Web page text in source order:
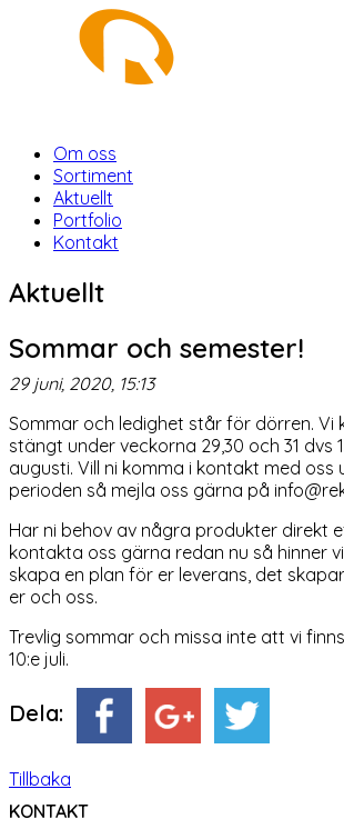
Om oss
Sortiment
Aktuellt
Portfolio
Kontakt
Aktuellt
Sommar och semester!
29 juni, 2020, 15:13
Sommar och ledighet står för dörren. Vi
stängt under veckorna 29,30 och 31 dvs
augusti. Vill ni komma i kontakt med oss
perioden så mejla oss gärna på
Har ni behov av några produkter direkt
kontakta oss gärna redan nu så hinner
skapa en plan för er leverans, det
er och oss.
Trevlig sommar och missa inte att vi
10:e juli.
Dela:
Tillbaka
KONTAKT